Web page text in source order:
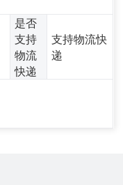
是否
支持
物流
快递
支持物流快
递